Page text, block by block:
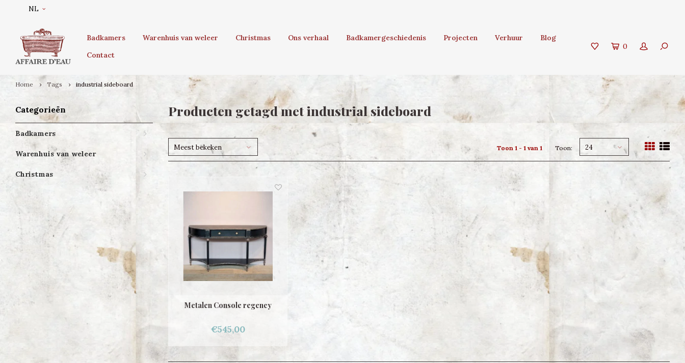
NL
Badkamers Warenhuis van weleer Christmas Ons verhaal Badkamergeschiedenis Projecten Verhuur
Blog
Contact
0
Home Tags industrial sideboard
Categorieën
Badkamers
Warenhuis van weleer
Christmas
Producten getagd met industrial sideboard
Meest bekeken Toon 1 - 1 van 1 Toon: 24
Metalen Console regency
€545,00